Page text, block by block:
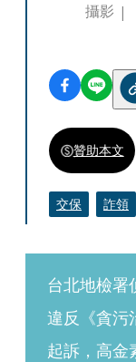
攝影
贊助本文
交保 詐領
台北地檢署
違反《貪污
起訴，高金